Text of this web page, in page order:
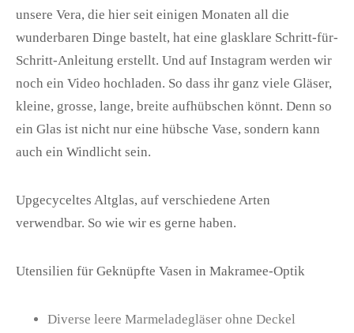
unsere Vera, die hier seit einigen Monaten all die
wunderbaren Dinge bastelt, hat eine glasklare Schritt-für-
Schritt-Anleitung erstellt. Und auf Instagram werden wir
noch ein Video hochladen. So dass ihr ganz viele Gläser,
kleine, grosse, lange, breite aufhübschen könnt. Denn so
ein Glas ist nicht nur eine hübsche Vase, sondern kann
auch ein Windlicht sein.
Upgecyceltes Altglas, auf verschiedene Arten
verwendbar. So wie wir es gerne haben.
Utensilien für Geknüpfte Vasen in Makramee-Optik
Diverse leere Marmeladegläser ohne Deckel